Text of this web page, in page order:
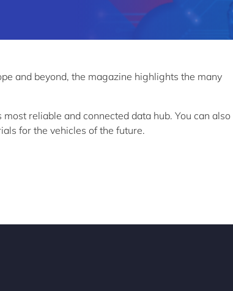
and beyond, the magazine highlights the many
reliable and connected data hub. You can also
for the vehicles of the future.